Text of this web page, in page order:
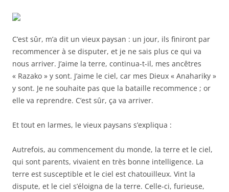
C’est sûr, m’a dit un vieux paysan : un jour, ils finiront par
recommencer à se disputer, et je ne sais plus ce qui va
nous arriver. J’aime la terre, continua-t-il, mes ancêtres
« Razako » y sont. J’aime le ciel, car mes Dieux « Anahariky »
y sont. Je ne souhaite pas que la bataille recommence ; or
elle va reprendre. C’est sûr, ça va arriver.
Et tout en larmes, le vieux paysans s’expliqua :
Autrefois, au commencement du monde, la terre et le ciel,
qui sont parents, vivaient en très bonne intelligence. La
terre est susceptible et le ciel est chatouilleux. Vint la
dispute, et le ciel s’éloigna de la terre. Celle-ci, furieuse,